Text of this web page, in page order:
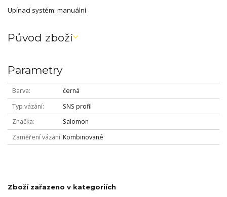
Upínací systém: manuální
Původ zboží
Parametry
Barva
černá
Typ vázání
SNS profil
Značka
Salomon
Zaměření vázání Kombinované
Zboží zařazeno v kategoriích